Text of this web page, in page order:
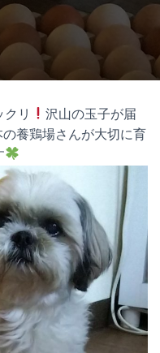
リ
沢山の玉子が届
養鶏場さんが大切に育